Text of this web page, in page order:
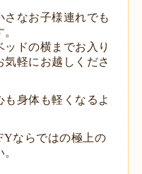
さなお子様連れでも
ドの横までお入り
軽にお越しくださ
身体も軽くなるよ
ならではの極上の